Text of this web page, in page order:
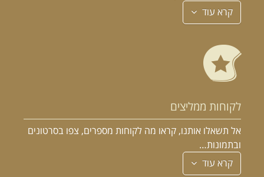
קרא עוד
לקוחות ממליצים
אל תשאלו אותנו, קראו מה לקוחות מספרים, צפו בסרטונים
ובתמונות…
קרא עוד